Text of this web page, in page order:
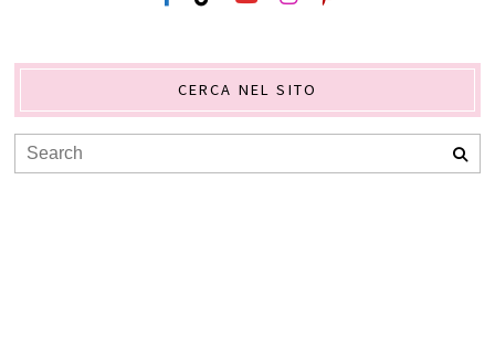
CERCA NEL SITO